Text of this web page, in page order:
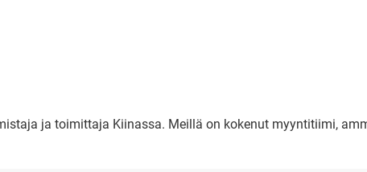
ja toimittaja Kiinassa. Meillä on kokenut myyntitiimi,